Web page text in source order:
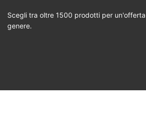
Scegli tra oltre 1500 prodotti per
genere.